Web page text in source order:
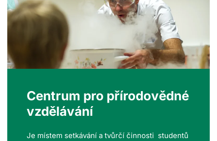
Centrum pro přírodovědné
vzdělávání
Je místem setkávání a tvůrčí činnosti studentů